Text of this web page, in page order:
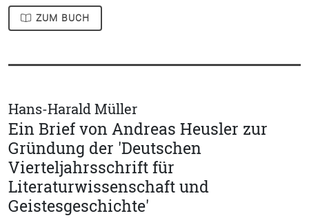
ZUM BUCH
Hans-Harald Müller
Ein Brief von Andreas Heusler zur
Gründung der 'Deutschen
Vierteljahrsschrift für
Literaturwissenschaft und
Geistesgeschichte'